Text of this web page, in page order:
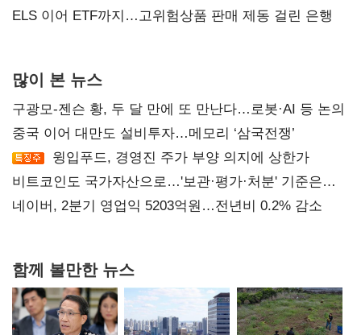
ELS 이어 ETF까지…고위험상품 판매 제동 걸린 은행
많이 본 뉴스
구광모-젠슨 황, 두 달 만에 또 만난다…로봇·AI 등 논의
중국 이어 대만도 설비투자…메모리 ‘삼국전쟁’
윙입푸드, 경영진 주가 부양 의지에 상한가
비트코인도 국가자산으로…'보관·평가·처분' 기준은
숙제
네이버, 2분기 영업익 5203억원…전년비 0.2% 감소
함께 볼만한 뉴스